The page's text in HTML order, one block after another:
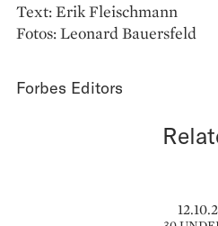
Text: Erik Fleischmann
Fotos: Leonard Bauersfeld
Forbes Editors